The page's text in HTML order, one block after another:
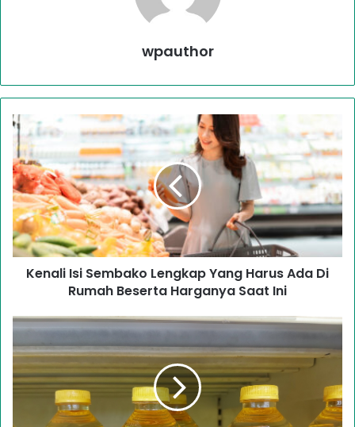
wpauthor
Kenali Isi Sembako Lengkap Yang Harus Ada Di
Rumah Beserta Harganya Saat Ini